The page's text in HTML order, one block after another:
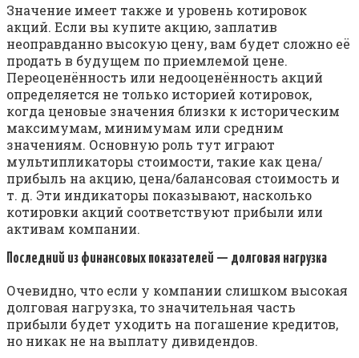
Значение имеет также и уровень котировок
акций. Если вы купите акцию, заплатив
неоправданно высокую цену, вам будет сложно её
продать в будущем по приемлемой цене.
Переоценённость или недооценённость акций
определяется не только историей котировок,
когда ценовые значения близки к историческим
максимумам, минимумам или средним
значениям. Основную роль тут играют
мультипликаторы стоимости, такие как цена/
прибыль на акцию, цена/балансовая стоимость и
т. д. Эти индикаторы показывают, насколько
котировки акций соответствуют прибыли или
активам компании.
Последний из финансовых показателей — долговая нагрузка
Очевидно, что если у компании слишком высокая
долговая нагрузка, то значительная часть
прибыли будет уходить на погашение кредитов,
но никак не на выплату дивидендов.